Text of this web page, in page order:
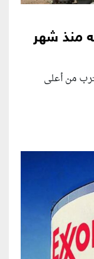
منذ شهر
من أعلى